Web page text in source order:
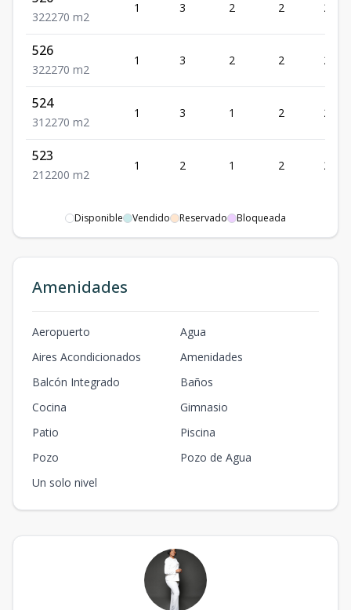
322270 m2
1 3 2 2 270
526
322270 m2
1 3 2 2 270
524
31 2270 m2
1 3 1 2 270
523
21 2200 m2
1 2 1 2 200
Disponible Vendido Reservado Bloqueada
Amenidades
Aeropuerto
Agua
Aires Acondicionados
Amenidades
Balcón Integrado
Baños
Cocina
Gimnasio
Patio
Piscina
Pozo
Pozo de Agua
Un solo nivel